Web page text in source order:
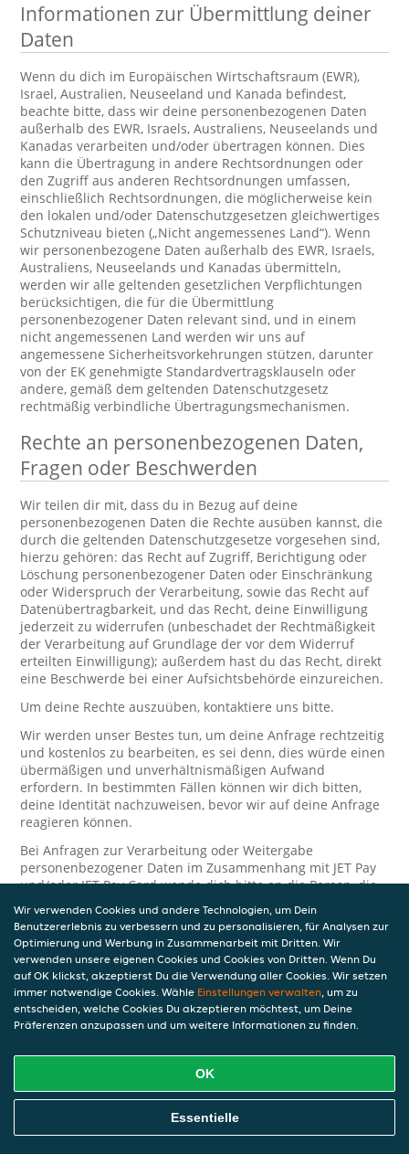
Informationen zur Übermittlung deiner
Daten
Wenn du dich im Europäischen Wirtschaftsraum (EWR),
Israel, Australien, Neuseeland und Kanada befindest,
beachte bitte, dass wir deine personenbezogenen Daten
außerhalb des EWR, Israels, Australiens, Neuseelands und
Kanadas verarbeiten und/oder übertragen können. Dies
kann die Übertragung in andere Rechtsordnungen oder
den Zugriff aus anderen Rechtsordnungen umfassen,
einschließlich Rechtsordnungen, die möglicherweise kein
den lokalen und/oder Datenschutzgesetzen gleichwertiges
Schutzniveau bieten („Nicht angemessenes Land“). Wenn
wir personenbezogene Daten außerhalb des EWR, Israels,
Australiens, Neuseelands und Kanadas übermitteln,
werden wir alle geltenden gesetzlichen Verpflichtungen
berücksichtigen, die für die Übermittlung
personenbezogener Daten relevant sind, und in einem
nicht angemessenen Land werden wir uns auf
angemessene Sicherheitsvorkehrungen stützen, darunter
von der EK genehmigte Standardvertragsklauseln oder
andere, gemäß dem geltenden Datenschutzgesetz
rechtmäßig verbindliche Übertragungsmechanismen.
Rechte an personenbezogenen Daten,
Fragen oder Beschwerden
Wir teilen dir mit, dass du in Bezug auf deine
personenbezogenen Daten die Rechte ausüben kannst, die
durch die geltenden Datenschutzgesetze vorgesehen sind,
hierzu gehören: das Recht auf Zugriff, Berichtigung oder
Löschung personenbezogener Daten oder Einschränkung
oder Widerspruch der Verarbeitung, sowie das Recht auf
Datenübertragbarkeit, und das Recht, deine Einwilligung
jederzeit zu widerrufen (unbeschadet der Rechtmäßigkeit
der Verarbeitung auf Grundlage der vor dem Widerruf
erteilten Einwilligung); außerdem hast du das Recht, direkt
eine Beschwerde bei einer Aufsichtsbehörde einzureichen.
Um deine Rechte auszuüben, kontaktiere uns bitte.
Wir werden unser Bestes tun, um deine Anfrage rechtzeitig
und kostenlos zu bearbeiten, es sei denn, dies würde einen
übermäßigen und unverhältnismäßigen Aufwand
erfordern. In bestimmten Fällen können wir dich bitten,
deine Identität nachzuweisen, bevor wir auf deine Anfrage
reagieren können.
Bei Anfragen zur Verarbeitung oder Weitergabe
personenbezogener Daten im Zusammenhang mit JET Pay
und/oder JET Pay Card wende dich bitte an die Person, die
dir das JET Pay-Guthaben gewährt (das kann dein
Arbeitgeber, Geschäftspartner usw. sein). Dies ist
erforderlich, da JET und die Person, die dir das Guthaben
gewährt, eine separate Verantwortung für die Verarbeitung
und den Schutz deiner personenbezogenen Daten haben.
Solltest du weitere Fragen oder Beschwerden in Bezug auf
die Verarbeitung deiner personenbezogenen Daten haben,
kontaktieren wir dich gerne. Wir würden uns auch über
Tipps oder Vorschläge zur Verbesserung unserer Erklärung
Sicherheit
Wir verwenden Cookies und andere Technologien, um Dein
Benutzererlebnis zu verbessern und zu personalisieren, für Analysen zur
Optimierung und Werbung in Zusammenarbeit mit Dritten. Wir
verwenden unsere eigenen Cookies und Cookies von Dritten. Wenn Du
auf OK klickst, akzeptierst Du die Verwendung aller Cookies. Wir setzen
immer notwendige Cookies. Wähle Einstellungen verwalten, um zu
entscheiden, welche Cookies Du akzeptieren möchtest, um Deine
Präferenzen anzupassen und um weitere Informationen zu finden.
OK
Essentielle